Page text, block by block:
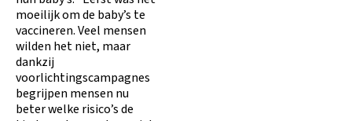
moeilijk om de baby’s te
vaccineren. Veel mensen
wilden het niet, maar
dankzij
voorlichtingscampagnes
begrijpen mensen nu
beter welke risico’s de